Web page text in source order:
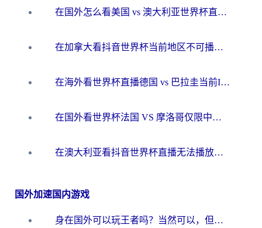
在国外怎么看美国 vs 澳大利亚世界杯直播？海外党必藏的中文解说观赛指南
在加拿大看抖音世界杯当前地区不可播放？海外党体育观赛终极指南
在海外看世界杯直播德国 vs 巴拉圭当前IP受限制？这篇指南帮你轻松解决地区限制
在国外看世界杯法国 VS 摩洛哥仅限中国大陆？别让地域限制拦下你的欢呼
在澳大利亚看抖音世界杯直播无法播放？海外党体育观赛终极指南来了！
国外加速国内游戏
身在国外可以玩王者吗？当然可以，但你需要这份“加速”指南